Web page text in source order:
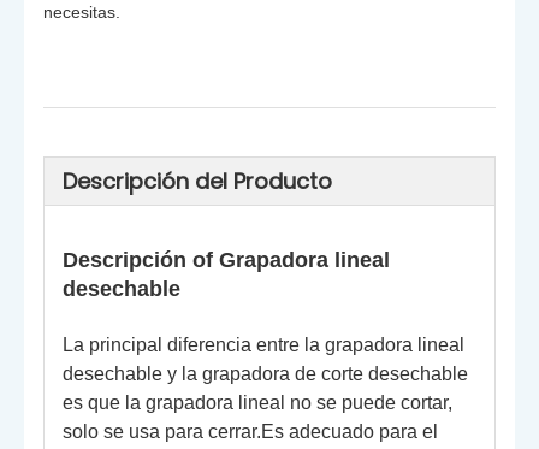
necesitas.
Descripción del Producto
Descripción of Grapadora lineal
desechable
La principal diferencia entre la grapadora lineal
desechable y la grapadora de corte desechable
es que la grapadora lineal no se puede cortar,
solo se usa para cerrar.Es adecuado para el